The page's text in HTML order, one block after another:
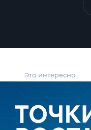
Это интересно